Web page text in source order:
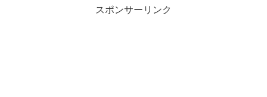
スポンサーリンク